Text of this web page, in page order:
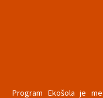
Program Ekošola je